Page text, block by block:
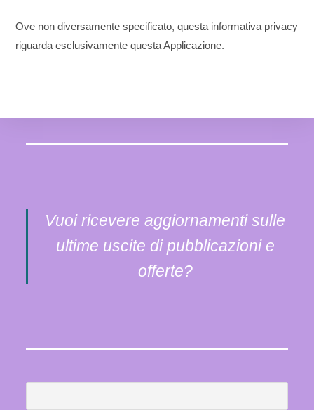
Ove non diversamente specificato, questa informativa privacy
riguarda esclusivamente questa Applicazione.
Vuoi ricevere aggiornamenti sulle
ultime uscite di pubblicazioni e
offerte?